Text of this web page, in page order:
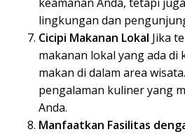
lingkungan dan
Cicipi Makanan Lokal Jika
makanan lokal yang ada
makan di dalam area
pengalaman kuliner yang
Anda.
Manfaatkan Fasilitas